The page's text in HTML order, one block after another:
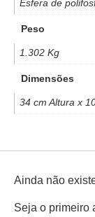
Esfera de
Peso
1.302 Kg
Dimensões
34 cm Altura x
Ainda não
Seja o primeiro